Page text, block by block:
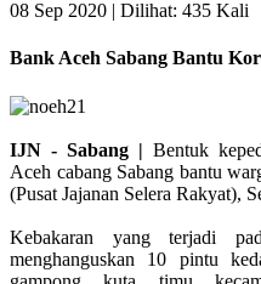
08 Sep 2020 | Dilihat: 435 Kali
Bank Aceh Sabang Bantu
IJN - Sabang | Bentuk
Aceh cabang Sabang bantu
(Pusat Jajanan Selera Rakyat),
Kebakaran yang terjadi
menghanguskan 10 pintu